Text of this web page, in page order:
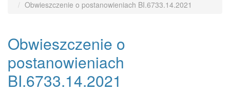
Obwieszczenie o postanowieniach BI.6733.14.2021
Obwieszczenie o
postanowieniach
BI.6733.14.2021